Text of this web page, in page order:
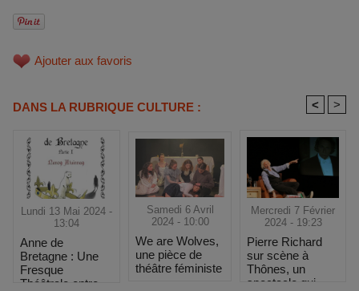
Ajouter aux favoris
DANS LA RUBRIQUE CULTURE : < >
Lundi 13 Mai 2024 -
13:04
Anne de
Bretagne : Une
Fresque
Théâtrale entre
Samedi 6 Avril
2024 - 10:00
We are Wolves,
une pièce de
théâtre féministe
Mercredi 7 Février
2024 - 19:23
Pierre Richard
sur scène à
Thônes, un
spectacle qui